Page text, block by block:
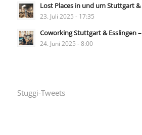
Lost Places in und um Stuttgart &
23. Juli 2025 - 17:35
Coworking Stuttgart & Esslingen
24. Juni 2025 - 8:00
Stuggi-Tweets